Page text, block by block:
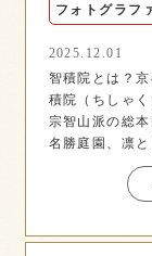
フォトグラフ
2025.12.01
智積院とは？
積院（ちしゃ
宗智山派の総
名勝庭園、凛